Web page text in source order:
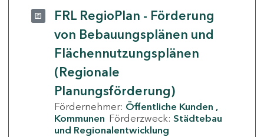
FRL RegioPlan - Förderung
von Bebauungsplänen und
Flächennutzungsplänen
(Regionale
Planungsförderung)
Fördernehmer: Öffentliche Kunden
Kommunen Förderzweck: Städtebau
und Regionalentwicklung